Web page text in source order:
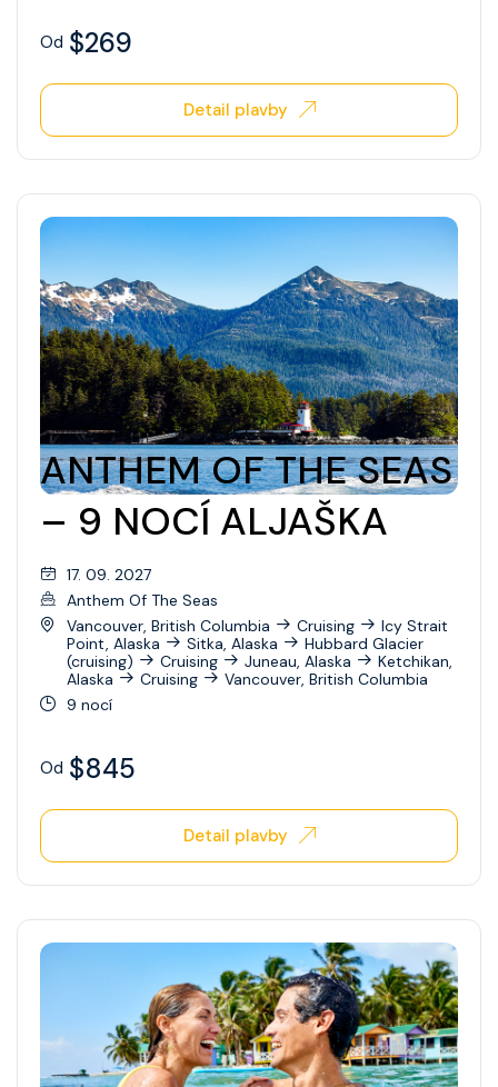
Od $269
Detail plavby
ANTHEM OF THE SEAS
– 9 NOCÍ ALJAŠKA
17. 09. 2027
Anthem Of The Seas
Vancouver, British Columbia
Cruising
Icy Strait
Point, Alaska
Sitka, Alaska
Hubbard Glacier
(cruising)
Cruising Juneau, Alaska
Ketchikan,
Alaska
Cruising
Vancouver, British Columbia
9 nocí
Od $845
Detail plavby